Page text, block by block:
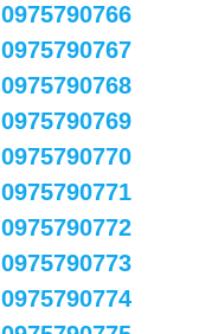
0975790766
0975790767
0975790768
0975790769
0975790770
0975790771
0975790772
0975790773
0975790774